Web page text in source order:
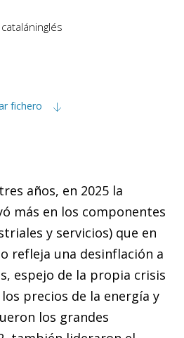
cataláninglés
fichero
años, en 2025 la
más en los componentes
y servicios) que en
refleja una desinflación a
espejo de la propia crisis
precios de la energía y
los grandes